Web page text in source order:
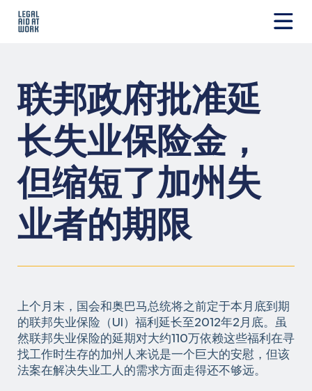
Work
联邦政府批准延
长失业保险金，
但缩短了加州失
业者的期限
上个月末，国会和奥巴马总统将之前定于本月底到期
的联邦失业保险（UI）福利延长至2012年2月底。虽
然联邦失业保险的延期对大约110万依赖这些福利在寻
找工作时生存的加州人来说是一个巨大的安慰，但该
法案在解决失业工人的需求方面走得还不够远。